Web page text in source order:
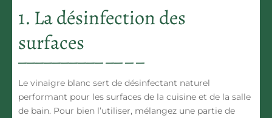
1. La désinfection des
surfaces
Le vinaigre blanc sert de désinfectant naturel
performant pour les surfaces de la cuisine et de la salle
de bain. Pour bien l’utiliser, mélangez une partie de